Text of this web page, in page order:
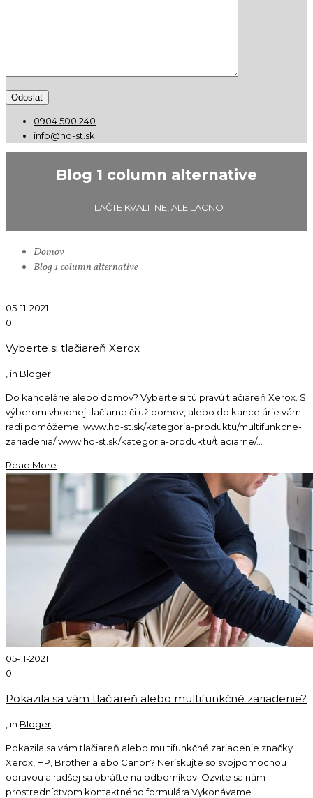
0904 500 240
info@ho-st.sk
Blog 1 column alternative
TLAČTE KVALITNE, ALE LACNO
Domov
Blog 1 column alternative
05-11-2021
0
Vyberte si tlačiareň Xerox
, in Bloger
Do kancelárie alebo domov? Vyberte si tú pravú tlačiareň Xerox. S
výberom vhodnej tlačiarne či už domov, alebo do kancelárie vám
radi pomôžeme. www.ho-st.sk/kategoria-produktu/multifunkcne-
zariadenia/ www.ho-st.sk/kategoria-produktu/tlaciarne/...
Read More
05-11-2021
0
Pokazila sa vám tlačiareň alebo multifunkčné zariadenie?
, in Bloger
Pokazila sa vám tlačiareň alebo multifunkčné zariadenie značky
Xerox, HP, Brother alebo Canon? Neriskujte so svojpomocnou
opravou a radšej sa obráťte na odborníkov. Ozvite sa nám
prostredníctvom kontaktného formulára Vykonávame...